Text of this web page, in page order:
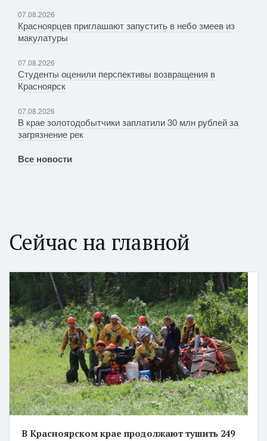
07.08.2026
Красноярцев приглашают запустить в небо змеев из
макулатуры
07.08.2026
Студенты оценили перспективы возвращения в
Красноярск
07.08.2026
В крае золотодобытчики заплатили 30 млн рублей за
загрязнение рек
Все новости
Сейчас на главной
В Красноярском крае продолжают тушить 249